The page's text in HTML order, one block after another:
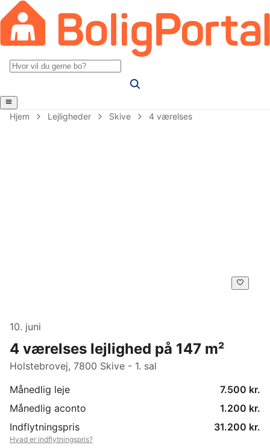
Hjem Lejligheder Skive 4 værelses
10. juni
4 værelses lejlighed på 147 m²
Holstebrovej, 7800 Skive - 1. sal
Månedlig leje
7.500 kr.
Månedlig aconto
1.200 kr.
Indflytningspris
31.200 kr.
Hvad er indflytningspris?